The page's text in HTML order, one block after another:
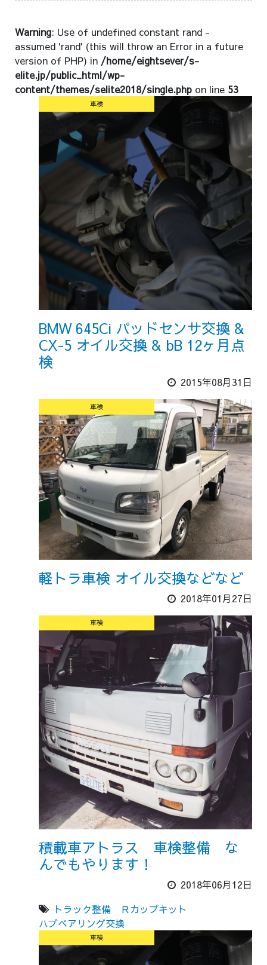
Warning: Use of undefined constant rand -
assumed 'rand' (this will throw an Error in a future
version of PHP) in /home/eightsever/s-
elite.jp/public_html/wp-
content/themes/selite2018/single.php on line 53
車検
BMW 645Ci パッドセンサ交換 &
CX-5 オイル交換 & bB 12ヶ月点
検
2015年08月31日
車検
軽トラ車検 オイル交換などなど
2018年01月27日
車検
積載車アトラス 車検整備 な
んでもやります！
2018年06月12日
トラック整備
Ｒカップキット
ハブベアリング交換
車検